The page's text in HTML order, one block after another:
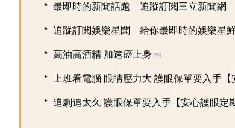
最即時的新聞話題 追蹤訂閱三立新聞網
追蹤訂閱娛樂星聞 給你最即時的娛樂星
高油高酒精 加速癌上身 PR
上班看電腦 眼睛壓力大 護眼保單要入手
追劇追太久 護眼保單要入手【安心護眼定